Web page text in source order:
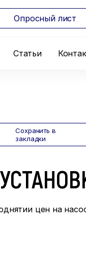
Статьи
Опросный лист
Сохранить в
закладки
цен на